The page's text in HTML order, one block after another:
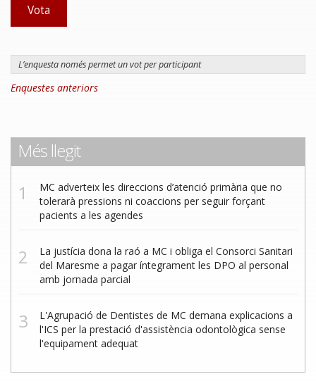
Vota
L’enquesta només permet un vot per participant
Enquestes anteriors
Més llegit
MC adverteix les direccions d’atenció primària que no
tolerarà pressions ni coaccions per seguir forçant
pacients a les agendes
La justícia dona la raó a MC i obliga el Consorci Sanitari
del Maresme a pagar íntegrament les DPO al personal
amb jornada parcial
L'Agrupació de Dentistes de MC demana explicacions a
l'ICS per la prestació d'assistència odontològica sense
l'equipament adequat